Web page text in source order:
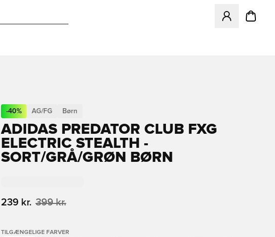
Åbner en
-40% AG/FG Børn
ADIDAS PREDATOR CLUB FXG
ELECTRIC STEALTH -
SORT/GRÅ/GRØN BØRN
239 kr. 399 kr.
TILGÆNGELIGE FARVER